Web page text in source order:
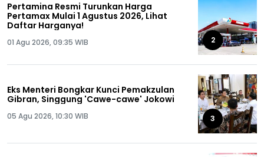
Pertamina Resmi Turunkan Harga
Pertamax Mulai 1 Agustus 2026, Lihat
Daftar Harganya!
01 Agu 2026, 09:35 WIB 2
Eks Menteri Bongkar Kunci Pemakzulan
Gibran, Singgung 'Cawe-cawe' Jokowi
05 Agu 2026, 10:30 WIB 3